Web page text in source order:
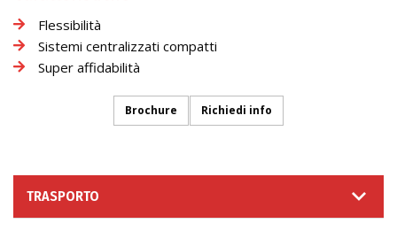
Flessibilità
Sistemi centralizzati compatti
Super affidabilità
Brochure Richiedi info
TRASPORTO